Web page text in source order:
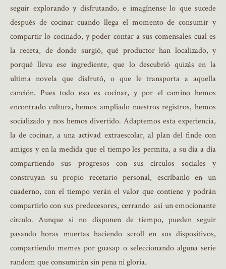
seguir explorando y disfrutando, e imagínense lo que sucede
después de cocinar cuando llega el momento de consumir y
compartir lo cocinado, y poder contar a sus comensales cual es
la receta, de donde surgió, qué productor han localizado, y
porqué lleva ese ingrediente, que lo descubrió quizás en la
ultima novela que disfrutó, o que le transporta a aquella
canción. Pues todo eso es cocinar, y por el camino hemos
encontrado cultura, hemos ampliado nuestros registros, hemos
socializado y nos hemos divertido. Adaptemos esta experiencia,
la de cocinar, a una activad extraescolar, al plan del finde con
amigos y en la medida que el tiempo les permita, a su día a día
compartiendo sus progresos con sus círculos sociales y
construyan su propio recetario personal, escríbanlo en un
cuaderno, con el tiempo verán el valor que contiene y podrán
compartirlo con sus predecesores, cerrando así un emocionante
círculo. Aunque si no disponen de tiempo, pueden seguir
pasando horas muertas haciendo scroll en sus dispositivos,
compartiendo memes por guasap o seleccionando alguna serie
random que consumirán sin pena ni gloria.